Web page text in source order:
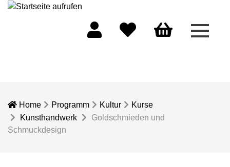
Menü
Home Programm Kultur
Kurse
Kunsthandwerk
Goldschmieden und
Schmuckdesign